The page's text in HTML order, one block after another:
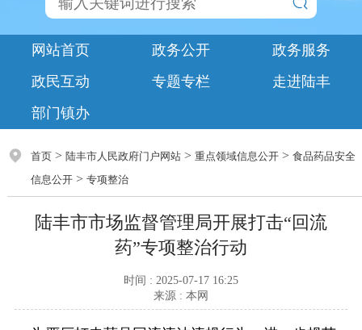
网站首页 政务公开
政务服务
政民互动
专题专栏
走进陆丰
部门镇办
首页> 陆丰市人民政府门户网站> 重点领域信息公开> 食品药品安全
信息公开> 专项整治
陆丰市市场监督管理局开展打击“回流
药”专项整治行动
时间 : 2025-07-17 16:25
来源 : 本网